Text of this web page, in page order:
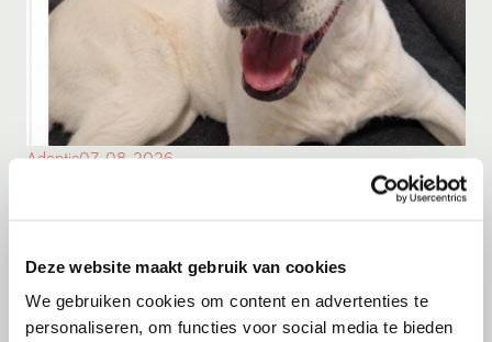
Deze website maakt gebruik van cookies
We gebruiken cookies om content en advertenties te
personaliseren, om functies voor social media te bieden
Adoptie07-08-2026